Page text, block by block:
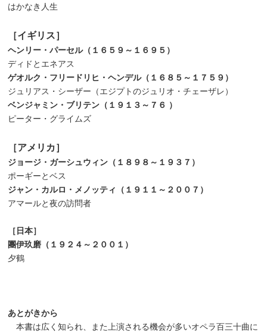
はかなき人生
［イギリス］
ヘンリー・パーセル（１６５９～１６９５）
ディドとエネアス
ゲオルク・フリードリヒ・ヘンデル（１６８５～１７５９）
ジュリアス・シーザー（エジプトのジュリオ・チェーザレ）
ベンジャミン・ブリテン（１９１３～７６ ）
ピーター・グライムズ
［アメリカ］
ジョージ・ガーシュウィン（１８９８～１９３７）
ポーギーとベス
ジャン・カルロ・メノッティ（１９１１～２００７）
アマールと夜の訪問者
［日本］
團伊玖磨（１９２４～２００１）
夕鶴
あとがきから
本書は広く知られ、また上演される機会が多いオペラ百三十曲に